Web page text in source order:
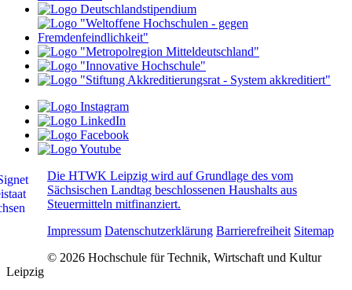
Die HTWK Leipzig wird auf Grundlage des vom
Sächsischen Landtag beschlossenen Haushalts aus
Steuermitteln mitfinanziert.
Impressum Datenschutzerklärung Barrierefreiheit Sitemap
© 2026 Hochschule für Technik, Wirtschaft und Kultur
Leipzig